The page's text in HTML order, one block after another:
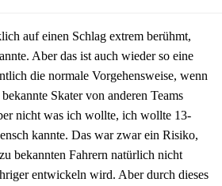
auf einen Schlag extrem berühmt,
Aber das ist auch wieder so eine
die normale Vorgehensweise, wenn
Skater von anderen Teams
nicht was ich wollte, ich wollte 13-
kannte. Das war zwar ein Risiko,
bekannten Fahrern natürlich nicht
entwickeln wird. Aber durch dieses